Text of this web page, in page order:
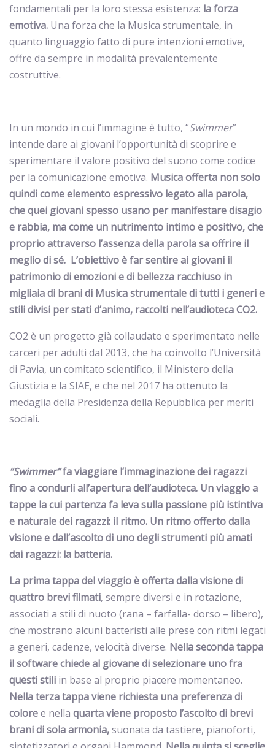
fondamentali per la loro stessa esistenza: la forza
emotiva. Una forza che la Musica strumentale, in
quanto linguaggio fatto di pure intenzioni emotive,
offre da sempre in modalità prevalentemente
costruttive.
In un mondo in cui l’immagine è tutto, “Swimmer”
intende dare ai giovani l’opportunità di scoprire e
sperimentare il valore positivo del suono come codice
per la comunicazione emotiva. Musica offerta non solo
quindi come elemento espressivo legato alla parola,
che quei giovani spesso usano per manifestare disagio
e rabbia, ma come un nutrimento intimo e positivo, che
proprio attraverso l’assenza della parola sa offrire il
meglio di sé. L’obiettivo è far sentire ai giovani il
patrimonio di emozioni e di bellezza racchiuso in
migliaia di brani di Musica strumentale di tutti i generi e
stili divisi per stati d’animo, raccolti nell’audioteca CO2.
CO2 è un progetto già collaudato e sperimentato nelle
carceri per adulti dal 2013, che ha coinvolto l’Università
di Pavia, un comitato scientifico, il Ministero della
Giustizia e la SIAE, e che nel 2017 ha ottenuto la
medaglia della Presidenza della Repubblica per meriti
sociali.
“Swimmer”fa viaggiare l’immaginazione dei ragazzi
fino a condurli all’apertura dell’audioteca. Un viaggio a
tappe la cui partenza fa leva sulla passione più istintiva
e naturale dei ragazzi: il ritmo. Un ritmo offerto dalla
visione e dall’ascolto di uno degli strumenti più amati
dai ragazzi: la batteria.
La prima tappa del viaggio è offerta dalla visione di
quattro brevi filmati, sempre diversi e in rotazione,
associati a stili di nuoto (rana – farfalla- dorso – libero),
che mostrano alcuni batteristi alle prese con ritmi legati
a generi, cadenze, velocità diverse. Nella seconda tappa
il software chiede al giovane di selezionare uno fra
questi stili in base al proprio piacere momentaneo.
Nella terza tappa viene richiesta una preferenza di
coloree nella quarta viene proposto l’ascolto di brevi
brani di sola armonia,suonata da tastiere, pianoforti,